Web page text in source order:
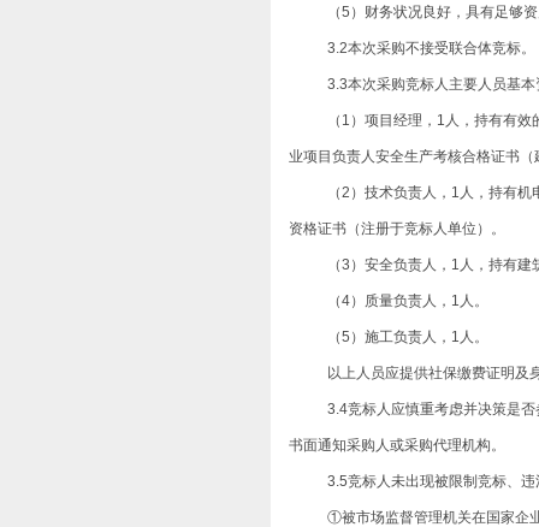
（5）财务状况良好，具有足够
3.2本次采购不接受联合体竞标。
3.3本次采购竞标人主要人员基
（ 1）项目 经理 ， 1人，持有有效
业项目负责人安全生产考核合格证书
（2 ）技术负责人， 1人，持有机
资格证书（注册于竞标人单位）。
（3）安全负责人，1人，持有建
（4）质量负责人， 1人 。
（5）施工负责人，1人 。
以上人员应提供社保缴费证明及
3.4竞标人应慎重考虑并决策是
书面通知采购人或采购代理机构。
3.5竞标人未出现被限制竞标、
①被市场监督管理机关在国家企